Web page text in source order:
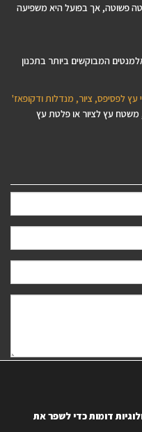
פשוטה, אך בפועל היא משפיעה
המבוקשים ביותר בתכנון
לפסיפס, ציור, מנדלות ודקופאז'
משטח עץ לציור או פלטת עץ
בכל עת.
דומות כדי לשפר את